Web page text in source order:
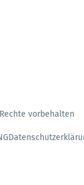
vorbehalten